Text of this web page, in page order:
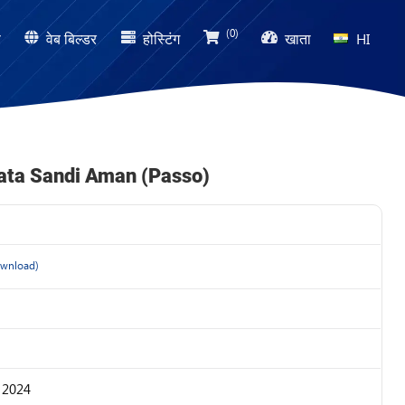
वेब बिल्डर होस्टिंग (0) खाता HI
Sandi Aman (Passo)
2024